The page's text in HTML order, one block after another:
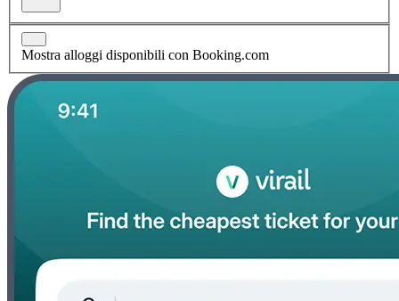
Mostra alloggi disponibili con Booking.com